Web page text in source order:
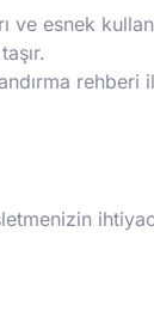
ve esnek
rehberi